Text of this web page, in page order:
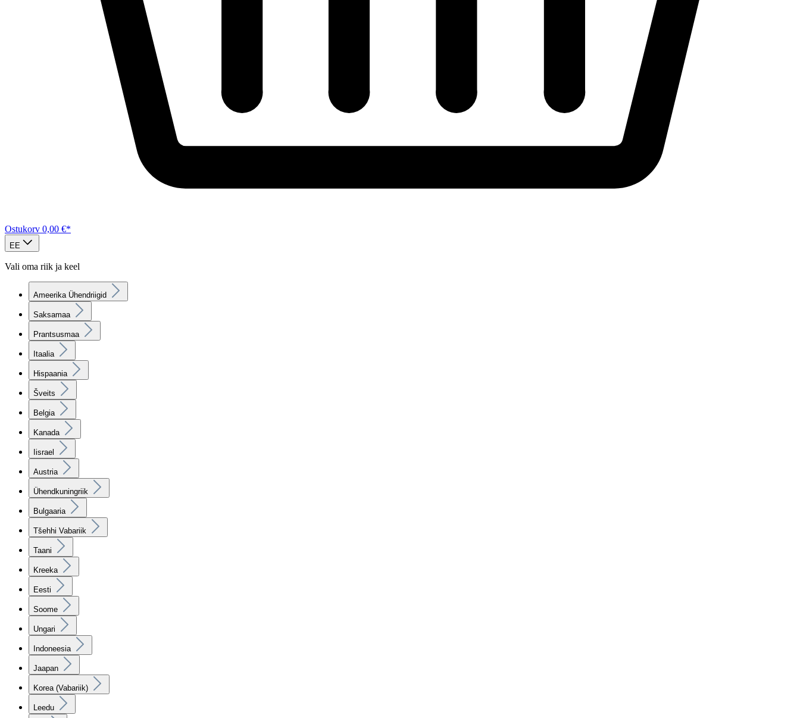
Ostukorv 0,00 €*
EE
Vali oma riik ja keel
Ameerika Ühendriigid
Saksamaa
Prantsusmaa
Itaalia
Hispaania
Šveits
Belgia
Kanada
Iisrael
Austria
Ühendkuningriik
Bulgaaria
Tšehhi Vabariik
Taani
Kreeka
Eesti
Soome
Ungari
Indoneesia
Jaapan
Korea (Vabariik)
Leedu